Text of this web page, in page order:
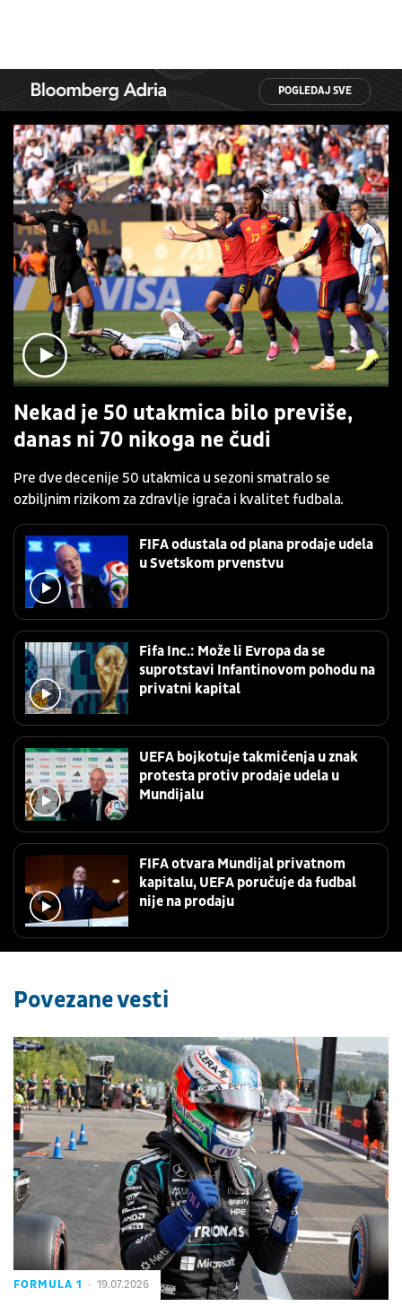
POGLEDAJ SVE
Nekad je 50 utakmica bilo previše,
danas ni 70 nikoga ne čudi
Pre dve decenije 50 utakmica u sezoni smatralo se
ozbiljnim rizikom za zdravlje igrača i kvalitet fudbala.
FIFA odustala od plana prodaje udela
u Svetskom prvenstvu
Fifa Inc.: Može li Evropa da se
suprotstavi Infantinovom pohodu na
privatni kapital
UEFA bojkotuje takmičenja u znak
protesta protiv prodaje udela u
Mundijalu
FIFA otvara Mundijal privatnom
kapitalu, UEFA poručuje da fudbal
nije na prodaju
Povezane vesti
FORMULA 1 19.07.2026